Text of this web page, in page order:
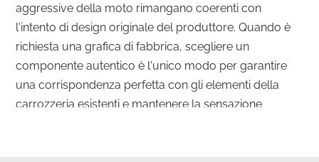
aggressive della moto rimangano coerenti con
l'intento di design originale del produttore. Quando è
richiesta una grafica di fabbrica, scegliere un
componente autentico è l'unico modo per garantire
una corrispondenza perfetta con gli elementi della
carrozzeria esistenti e mantenere la sensazione